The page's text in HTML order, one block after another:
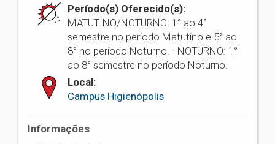
Período(s) Oferecido(s):
MATUTINO/NOTURNO: 1° ao 4°
semestre no período Matutino e 5° ao
8° no período Noturno. - NOTURNO: 1°
ao 8° semestre no período Noturno.
Local:
Campus Higienópolis
Informações